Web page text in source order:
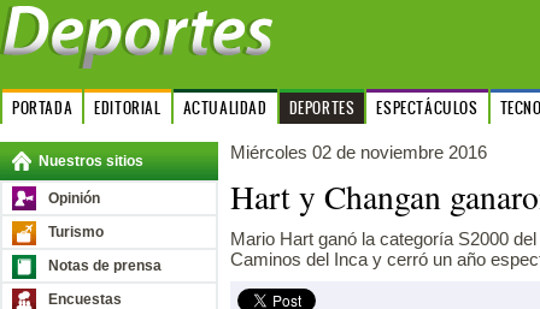
PORTADA EDITORIAL ACTUALIDAD DEPORTES ESPECTÁCULOS
Nuestros sitios
Opinión
Turismo
Notas de prensa
Encuestas
Miércoles 02 de noviembre 2016
Hart y Changan
Mario Hart ganó la categoría S2000
Caminos del Inca y cerró un año